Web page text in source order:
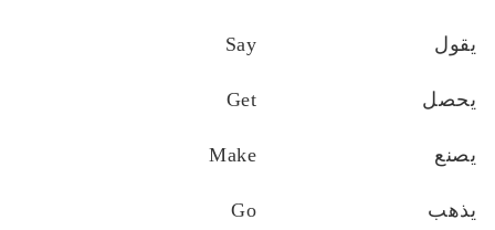
يقول Say
يحصل Get
يصنع Make
يذهب Go